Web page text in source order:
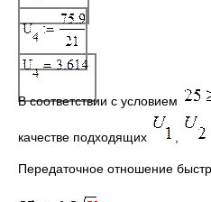
В соответствии с условием
качестве подходящих
Передаточное отношение